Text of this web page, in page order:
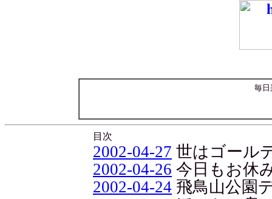
毎日
目次
2002-04-27 世はゴール
2002-04-26 今日もお休
2002-04-24 飛鳥山公園